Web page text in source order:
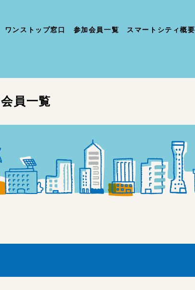
ワンストップ窓口 参加会員一覧 スマートシティ概要
員一覧